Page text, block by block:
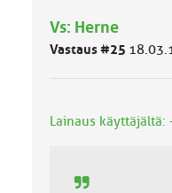
m
ä
k
Vs: Herne
Vastaus #25
Lainaus käyttäjältä: